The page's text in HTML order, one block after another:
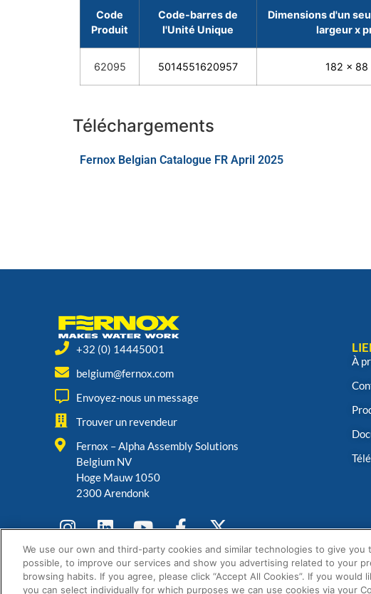
Code
Produit
Code-barres de
l'Unité Unique
Dimensions d'un
largeur x
62095 5014551620957 182 x 88
Téléchargements
Fernox Belgian Catalogue FR April 2025
+32 (0) 14445001
belgium@fernox.com
Envoyez-nous un message
Trouver un revendeur
Fernox – Alpha Assembly Solutions
Belgium NV
Hoge Mauw 1050
2300 Arendonk
À
We use our own and third-party cookies and similar technologies to give
possible, to improve our services and show you advertising related to your
browsing habits. If you agree, please click “Accept All Cookies”. If you would
you can select individually for which purposes we can use cookies via your